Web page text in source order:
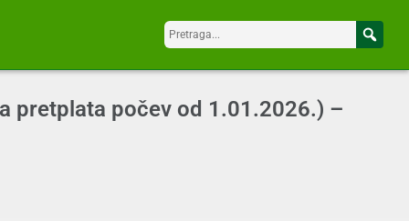
pretplata počev od 1.01.2026.) –